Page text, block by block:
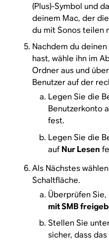
(Plus)-Symbol und
deinem Mac, der
du mit Sonos teilen
Nachdem du
hast, wähle ihn im
Ordner aus und
Benutzer auf der
Legen Sie die
Benutzerkonto
fest.
Legen Sie die
aufNur Lesen
Als Nächstes
Schaltfläche.
Überprüfen Sie,
mit SMB
Stellen Sie
sicher, dass